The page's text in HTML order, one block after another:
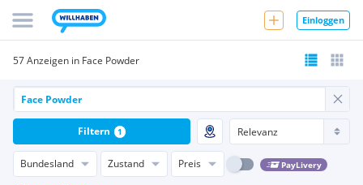
Einloggen
57 Anzeigen in Face Powder
Bundesland Zustand Preis PayLivery
Filtern 1